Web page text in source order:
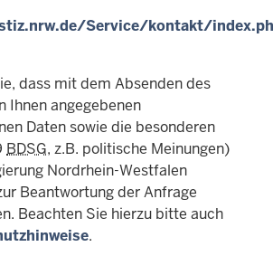
Service/kontakt/
dass mit dem Absenden des
Ihnen angegebenen
Daten sowie die besonderen
BDSG, z.B. politische Meinungen)
Nordrhein-Westfalen
Beantwortung der Anfrage
Beachten Sie hierzu bitte auch
.